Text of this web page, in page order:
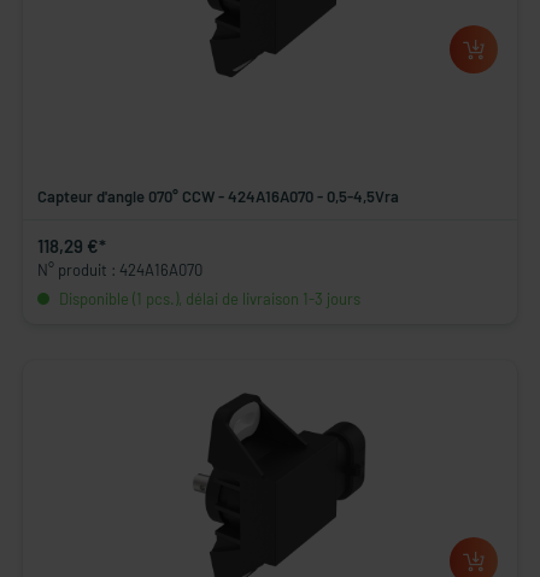
Capteur d'angle 070° CCW - 424A16A070 - 0,5-4,5Vra
118,29 €*
N° produit : 424A16A070
Disponible (1 pcs.), délai de livraison 1-3 jours